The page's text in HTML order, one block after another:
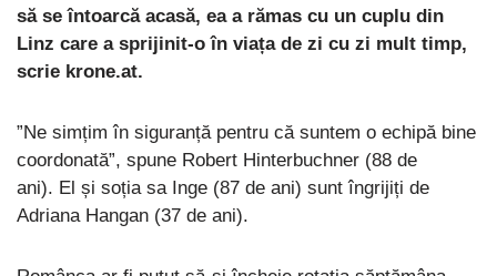
să se întoarcă acasă, ea a rămas cu un cuplu din
Linz care a sprijinit-o în viața de zi cu zi mult timp,
scrie krone.at.
”Ne simțim în siguranță pentru că suntem o echipă bine
coordonată”, spune Robert Hinterbuchner (88 de
ani). El și soția sa Inge (87 de ani) sunt îngrijiți de
Adriana Hangan (37 de ani).